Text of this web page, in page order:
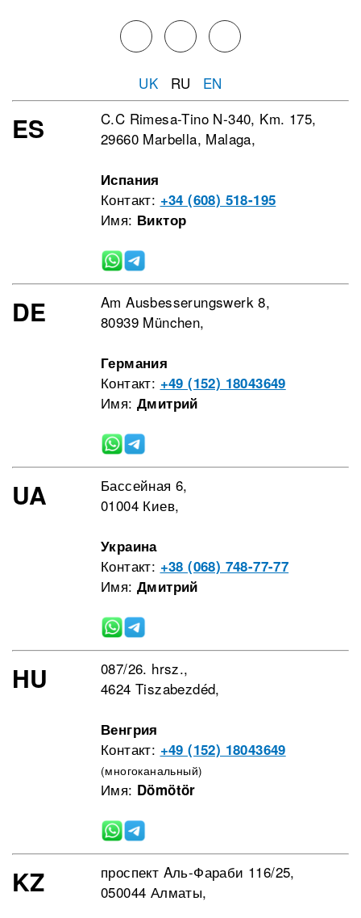
UK RU EN
ES
C.C Rimesa-Tino N-340, Km. 175,
29660 Marbella, Malaga,
Испания
Контакт: +34 (608) 518-195
Имя: Виктор
DE
Am Ausbesserungswerk 8,
80939 München,
Германия
Контакт: +49 (152) 18043649
Имя: Дмитрий
UA
Бассейная 6,
01004 Киев,
Украина
Контакт: +38 (068) 748-77-77
Имя: Дмитрий
HU
087/26. hrsz.,
4624 Tiszabezdéd,
Венгрия
Контакт: +49 (152) 18043649
(многоканальный)
Имя: Dömötör
KZ
проспект Aль-Фараби 116/25,
050044 Алматы,